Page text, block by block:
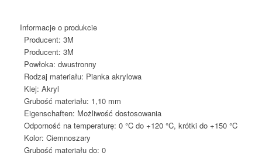
Informacje o produkcie
Producent: 3M
Producent: 3M
Powłoka: dwustronny
Rodzaj materiału: Pianka akrylowa
Klej: Akryl
Grubość materiału: 1,10 mm
Eigenschaften: Możliwość dostosowania
Odporność na temperaturę: 0 °C do +120 °C, krótki do +150 °C
Kolor: Ciemnoszary
Grubość materiału do: 0